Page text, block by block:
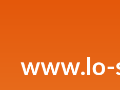
www.lo-